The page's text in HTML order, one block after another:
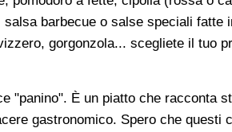
barbecue o salse speciali fatte
gorgonzola... scegliete il tuo
"panino". È un piatto che racconta
gastronomico. Spero che questi